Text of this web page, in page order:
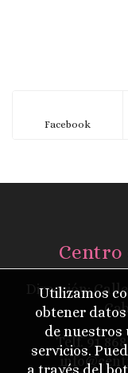
Facebook
Centro
Dirección:
Telf. 91
Utilizamos
obtener
de nuestros
servicios.